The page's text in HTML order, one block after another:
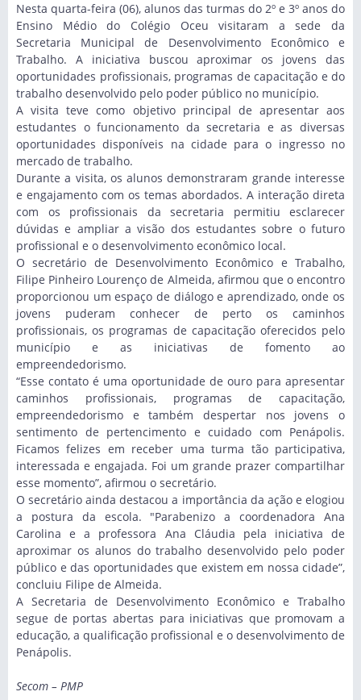
Nesta quarta-feira (06), alunos das turmas do 2º e 3º anos do
Ensino Médio do Colégio Oceu visitaram a sede da
Secretaria Municipal de Desenvolvimento Econômico e
Trabalho. A iniciativa buscou aproximar os jovens das
oportunidades profissionais, programas de capacitação e do
trabalho desenvolvido pelo poder público no município.
A visita teve como objetivo principal de apresentar aos
estudantes o funcionamento da secretaria e as diversas
oportunidades disponíveis na cidade para o ingresso no
mercado de trabalho.
Durante a visita, os alunos demonstraram grande interesse
e engajamento com os temas abordados. A interação direta
com os profissionais da secretaria permitiu esclarecer
dúvidas e ampliar a visão dos estudantes sobre o futuro
profissional e o desenvolvimento econômico local.
O secretário de Desenvolvimento Econômico e Trabalho,
Filipe Pinheiro Lourenço de Almeida, afirmou que o encontro
proporcionou um espaço de diálogo e aprendizado, onde os
jovens puderam conhecer de perto os caminhos
profissionais, os programas de capacitação oferecidos pelo
município e as iniciativas de fomento ao
empreendedorismo.
“Esse contato é uma oportunidade de ouro para apresentar
caminhos profissionais, programas de capacitação,
empreendedorismo e também despertar nos jovens o
sentimento de pertencimento e cuidado com Penápolis.
Ficamos felizes em receber uma turma tão participativa,
interessada e engajada. Foi um grande prazer compartilhar
esse momento”, afirmou o secretário.
O secretário ainda destacou a importância da ação e elogiou
a postura da escola. "Parabenizo a coordenadora Ana
Carolina e a professora Ana Cláudia pela iniciativa de
aproximar os alunos do trabalho desenvolvido pelo poder
público e das oportunidades que existem em nossa cidade”,
concluiu Filipe de Almeida.
A Secretaria de Desenvolvimento Econômico e Trabalho
segue de portas abertas para iniciativas que promovam a
educação, a qualificação profissional e o desenvolvimento de
Penápolis.
Secom – PMP